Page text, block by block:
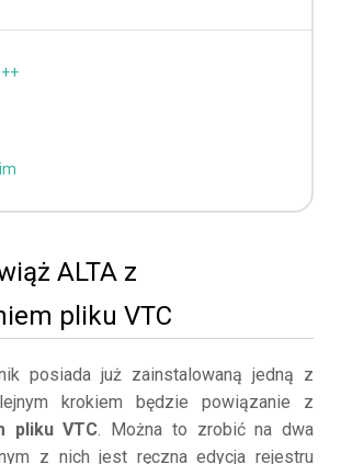
ALTA z
pliku VTC
posiada już zainstalowaną jedną z
krokiem będzie powiązanie z
pliku VTC. Można to zrobić na dwa
z nich jest ręczna edycja rejestru